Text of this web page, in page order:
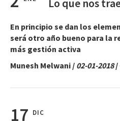
Lo que nos
En principio se dan los
será otro año bueno para la
más gestión activa
Munesh Melwani / 02-01-2018/
17 DIC